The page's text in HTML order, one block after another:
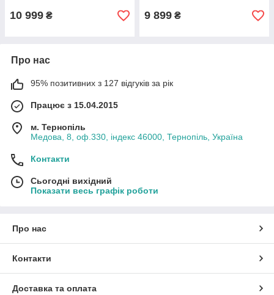
10 999 ₴ 9 899 ₴
Про нас
95% позитивних з 127 відгуків за рік
Працює з 15.04.2015
м. Тернопіль
Медова, 8, оф.330, індекс 46000, Тернопіль, Україна
Контакти
Сьогодні вихідний
Показати весь графік роботи
Про нас
Контакти
Доставка та оплата